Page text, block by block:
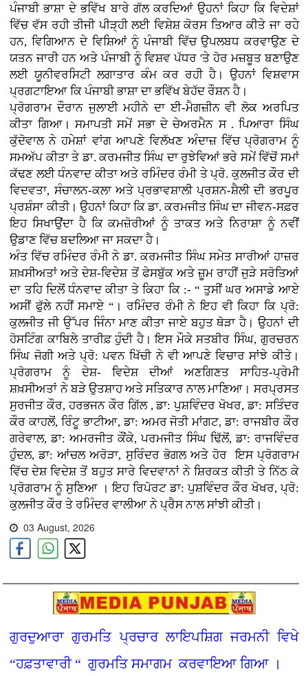
ਪੰਜਾਬੀ ਭਾਸ਼ਾ ਦੇ ਭਵਿੱਖ ਬਾਰੇ ਗੱਲ ਕਰਦਿਆਂ ਉਹਨਾਂ ਕਿਹਾ ਕਿ ਵਿਦੇਸ਼ਾਂ
ਵਿੱਚ ਵੱਸ ਰਹੀ ਤੀਜੀ ਪੀੜ੍ਹੀ ਲਈ ਵਿਸ਼ੇਸ਼ ਕੋਰਸ ਤਿਆਰ ਕੀਤੇ ਜਾ ਰਹੇ
ਹਨ, ਵਿਗਿਆਨ ਦੇ ਵਿਸ਼ਿਆਂ ਨੂੰ ਪੰਜਾਬੀ ਵਿੱਚ ਉਪਲਬਧ ਕਰਵਾਉਣ ਦੇ
ਯਤਨ ਜਾਰੀ ਹਨ ਅਤੇ ਪੰਜਾਬੀ ਨੂੰ ਵਿਸ਼ਵ ਪੱਧਰ 'ਤੇ ਹੋਰ ਮਜ਼ਬੂਤ ਬਣਾਉਣ
ਲਈ ਯੂਨੀਵਰਸਿਟੀ ਲਗਾਤਾਰ ਕੰਮ ਕਰ ਰਹੀ ਹੈ। ਉਹਨਾਂ ਵਿਸ਼ਵਾਸ
ਪ੍ਰਗਟਾਇਆ ਕਿ ਪੰਜਾਬੀ ਭਾਸ਼ਾ ਦਾ ਭਵਿੱਖ ਬੇਹੱਦ ਰੌਸ਼ਨ ਹੈ।
ਪ੍ਰੋਗਰਾਮ ਦੌਰਾਨ ਜੁਲਾਈ ਮਹੀਨੇ ਦਾ ਈ-ਮੈਗਜ਼ੀਨ ਵੀ ਲੋਕ ਅਰਪਿਤ
ਕੀਤਾ ਗਿਆ। ਸਮਾਪਤੀ ਸਮੇਂ ਸਭਾ ਦੇ ਚੇਅਰਮੈਨ ਸ . ਪਿਆਰਾ ਸਿੰਘ
ਕੁੱਦੋਵਾਲ ਨੇ ਹਮੇਸ਼ਾਂ ਵਾਂਗ ਆਪਣੇ ਵਿਲੱਖਣ ਅੰਦਾਜ਼ ਵਿੱਚ ਪ੍ਰੋਗਰਾਮ ਨੂੰ
ਸਮਅੱਪ ਕੀਤਾ ਤੇ ਡਾ. ਕਰਮਜੀਤ ਸਿੰਘ ਦਾ ਰੁਝੇਵਿਆਂ ਭਰੇ ਸਮੇਂ ਵਿੱਚੋਂ ਸਮਾਂ
ਕੱਢਣ ਲਈ ਧੰਨਵਾਦ ਕੀਤਾ ਅਤੇ ਰਮਿੰਦਰ ਰੰਮੀ ਤੇ ਪ੍ਰੋ. ਕੁਲਜੀਤ ਕੌਰ ਦੀ
ਵਿਦਵਤਾ, ਸੰਚਾਲਨ-ਕਲਾ ਅਤੇ ਪ੍ਰਭਾਵਸ਼ਾਲੀ ਪ੍ਰਸ਼ਨ-ਸ਼ੈਲੀ ਦੀ ਭਰਪੂਰ
ਪ੍ਰਸ਼ੰਸਾ ਕੀਤੀ। ਉਹਨਾਂ ਕਿਹਾ ਕਿ ਡਾ. ਕਰਮਜੀਤ ਸਿੰਘ ਦਾ ਜੀਵਨ-ਸਫ਼ਰ
ਇਹ ਸਿਖਾਉਂਦਾ ਹੈ ਕਿ ਕਮਜ਼ੋਰੀਆਂ ਨੂੰ ਤਾਕਤ ਅਤੇ ਨਿਰਾਸ਼ਾ ਨੂੰ ਨਵੀਂ
ਉਡਾਣ ਵਿੱਚ ਬਦਲਿਆ ਜਾ ਸਕਦਾ ਹੈ।
ਅੰਤ ਵਿੱਚ ਰਮਿੰਦਰ ਰੰਮੀ ਨੇ ਡਾ. ਕਰਮਜੀਤ ਸਿੰਘ ਸਮੇਤ ਸਾਰੀਆਂ ਹਾਜ਼ਰ
ਸ਼ਖ਼ਸੀਅਤਾਂ ਅਤੇ ਦੇਸ਼-ਵਿਦੇਸ਼ ਤੋਂ ਫੇਸਬੁੱਕ ਅਤੇ ਜ਼ੂਮ ਰਾਹੀਂ ਜੁੜੇ ਸਰੋਤਿਆਂ
ਦਾ ਤਹਿ ਦਿਲੋਂ ਧੰਨਵਾਦ ਕੀਤਾ ਤੇ ਕਿਹਾ ਕਿ :- “ ਤੁਸੀਂ ਘਰ ਅਸਾਡੇ ਆਏ
ਅਸੀਂ ਫੁੱਲੇ ਨਹੀਂ ਸਮਾਏ “। ਰਮਿੰਦਰ ਰੰਮੀ ਨੇ ਇਹ ਵੀ ਕਿਹਾ ਕਿ ਪ੍ਰੋ:
ਕੁਲਜੀਤ ਜੀ ਉੱਪਰ ਜਿੰਨਾ ਮਾਣ ਕੀਤਾ ਜਾਏ ਬਹੁਤ ਥੋੜਾ ਹੈ। ਉਹਨਾਂ ਦੀ
ਹੋਸਟਿੰਗ ਕਾਬਿਲੇ ਤਾਰੀਫ਼ ਹੁੰਦੀ ਹੈ। ਇਸ ਮੌਕੇ ਸਤਬੀਰ ਸਿੰਘ, ਗੁਰਚਰਨ
ਸਿੰਘ ਜੋਗੀ ਅਤੇ ਪ੍ਰੋ: ਪਵਨ ਖਿੱਚੀ ਨੇ ਵੀ ਆਪਣੇ ਵਿਚਾਰ ਸਾਂਝੇ ਕੀਤੇ।
ਪ੍ਰੋਗਰਾਮ ਨੂੰ ਦੇਸ਼- ਵਿਦੇਸ਼ ਦੀਆਂ ਅਣਗਿਣਤ ਸਾਹਿਤ-ਪ੍ਰੇਮੀ
ਸ਼ਖ਼ਸੀਅਤਾਂ ਨੇ ਬੜੇ ਉਤਸ਼ਾਹ ਅਤੇ ਸਤਿਕਾਰ ਨਾਲ ਮਾਣਿਆ। ਸਰਪ੍ਰਸਤ
ਸੁਰਜੀਤ ਕੌਰ, ਹਰਭਜਨ ਕੌਰ ਗਿੱਲ , ਡਾ: ਪੁਸ਼ਵਿੰਦਰ ਖੋਖਰ, ਡਾ: ਸਤਿੰਦਰ
ਕੌਰ ਕਾਹਲੋਂ, ਰਿੰਟੂ ਭਾਟੀਆ, ਡਾ: ਅਮਰ ਜੋਤੀ ਮਾਂਗਟ, ਡਾ: ਰਾਜਬੀਰ ਕੌਰ
ਗਰੇਵਾਲ, ਡਾ: ਅਮਰਜੀਤ ਕੌਂਕੇ, ਪਰਮਜੀਤ ਸਿੰਘ ਢਿੱਲੋਂ, ਡਾ: ਰਾਜਵਿੰਦਰ
ਹੁੰਦਲ, ਡਾ: ਆਂਚਲ ਅਰੋੜਾ, ਸੁਰਿੰਦਰ ਭੋਗਲ ਅਤੇ ਹੋਰ ਇਸ ਪ੍ਰੋਗਰਾਮ
ਵਿੱਚ ਦੇਸ਼ ਵਿਦੇਸ਼ ਤੋਂ ਬਹੁਤ ਸਾਰੇ ਵਿਦਵਾਨਾਂ ਨੇ ਸ਼ਿਰਕਤ ਕੀਤੀ ਤੇ ਨਿੱਠ ਕੇ
ਪ੍ਰੋਗਰਾਮ ਨੂੰ ਸੁਣਿਆ । ਇਹ ਰਿਪੋਰਟ ਡਾ: ਪੁਸ਼ਵਿੰਦਰ ਕੌਰ ਖੋਖਰ, ਪ੍ਰੋ:
ਕੁਲਜੀਤ ਕੌਰ ਤੇ ਰਮਿੰਦਰ ਵਾਲੀਆ ਨੇ ਪ੍ਰੈਸ ਨਾਲ ਸਾਂਝੀ ਕੀਤੀ।
03 August, 2026
ਗੁਰਦੁਆਰਾ ਗੁਰਮਤਿ ਪ੍ਰਚਾਰ ਲਾਇਪਸ਼ਿਗ ਜਰਮਨੀ ਵਿਖੇ
“ਹਫ਼ਤਾਵਾਰੀ “ ਗੁਰਮਤਿ ਸਮਾਗਮ ਕਰਵਾਇਆ ਗਿਆ ।